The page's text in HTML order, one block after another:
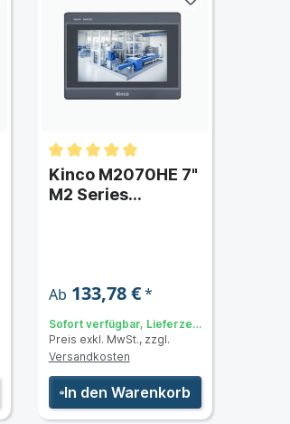
Kinco M2070HE 7"
M2 Series
Ab 133,78 €*
Sofort verfügbar, Lieferzeit:
2-5 Tage
Preis exkl. MwSt., zzgl.
Versandkosten
In den Warenkorb